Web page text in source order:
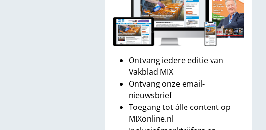
Ontvang iedere editie van
Vakblad MIX
Ontvang onze email-
nieuwsbrief
Toegang tot álle content op
MIXonline.nl